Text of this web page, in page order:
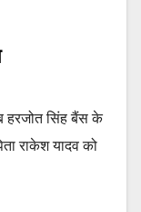
हरजोत सिंह बैंस के
राकेश यादव को